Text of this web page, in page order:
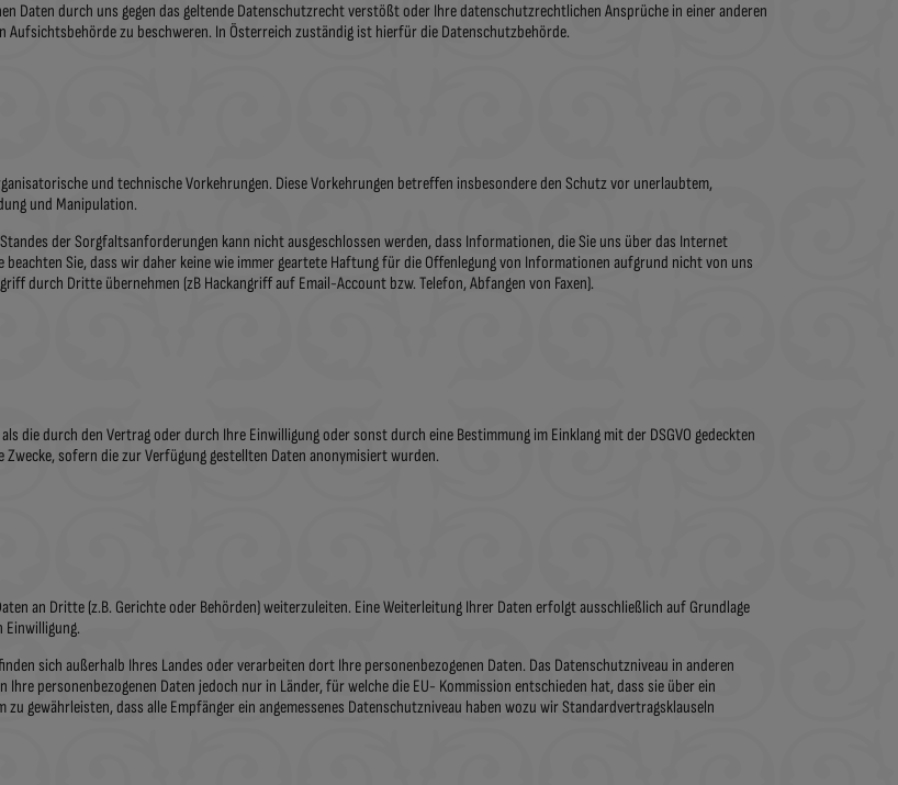
Daten durch uns gegen das geltende Datenschutzrecht verstößt oder Ihre datenschutzrechtlichen Ansprüche in einer anderen
zu beschweren. In Österreich zuständig ist hierfür die Datenschutzbehörde.
und technische Vorkehrungen. Diese Vorkehrungen betreffen insbesondere den Schutz vor unerlaubtem,
und Manipulation.
der Sorgfaltsanforderungen kann nicht ausgeschlossen werden, dass Informationen, die Sie uns über das Internet
Sie, dass wir daher keine wie immer geartete Haftung für die Offenlegung von Informationen aufgrund nicht von uns
durch Dritte übernehmen (zB Hackangriff auf Email-Account bzw. Telefon, Abfangen von Faxen).
die durch den Vertrag oder durch Ihre Einwilligung oder sonst durch eine Bestimmung im Einklang mit der DSGVO gedeckten
sofern die zur Verfügung gestellten Daten anonymisiert wurden.
an Dritte (z.B. Gerichte oder Behörden) weiterzuleiten. Eine Weiterleitung Ihrer Daten erfolgt ausschließlich auf Grundlage
Einwilligung.
sich außerhalb Ihres Landes oder verarbeiten dort Ihre personenbezogenen Daten. Das Datenschutzniveau in anderen
personenbezogenen Daten jedoch nur in Länder, für welche die EU- Kommission entschieden hat, dass sie über ein
gewährleisten, dass alle Empfänger ein angemessenes Datenschutzniveau haben wozu wir Standardvertragsklauseln